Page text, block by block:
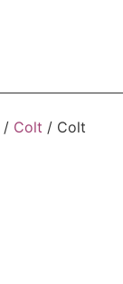
/ Colt / Colt